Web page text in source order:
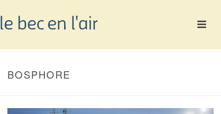
BOSPHORE